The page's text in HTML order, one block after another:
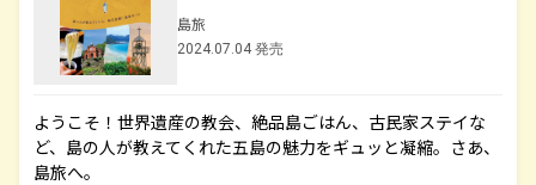
島旅
2024.07.04 発売
ようこそ！世界遺産の教会、絶品島ごはん、古民家ステイな
ど、島の人が教えてくれた五島の魅力をギュッと凝縮。さあ、
島旅へ。